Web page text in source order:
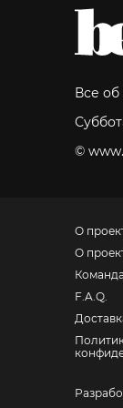
Все об
©
О
О
F.A.Q.